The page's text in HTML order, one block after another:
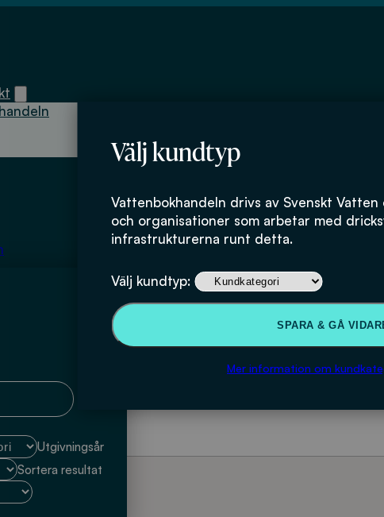
Välj kundtyp
Vattenbokhandeln drivs av Svenskt
och organisationer som arbetar med
infrastrukturerna runt detta.
Välj kundtyp:
SPARA & GÅ
Mer information om
Medio
Utgivningsår
Sortera resultat